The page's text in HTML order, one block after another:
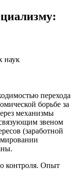
наук
перехода
борьбе за
механизмы
звеном
(заработной
контроля. Опыт